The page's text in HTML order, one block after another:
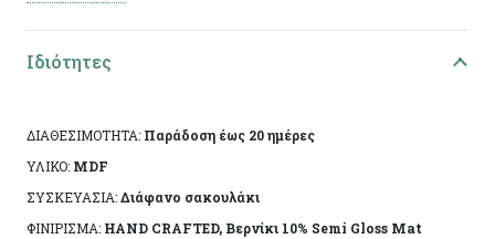
Ειδικά χαρακτηριστικά: Χειροποίητη κατασκευή,
Το αντικείμενο ενδέχεται να φέρει ελάχιστες
αποκλίσεις ανά προϊόν λόγω της χειροποίητης
κατασκευής του. Made in Greece, by Korres Craft
Ιδιότητες
ΔΙΑΘΕΣΙΜΟΤΗΤΑ: Παράδοση έως 20 ημέρες
ΥΛΙΚΟ: MDF
ΣΥΣΚΕΥΑΣΙΑ:Διάφανο σακουλάκι
ΦΙΝΙΡΙΣΜΑ: HAND CRAFTED, Βερνίκι 10% Semi Gloss Mat